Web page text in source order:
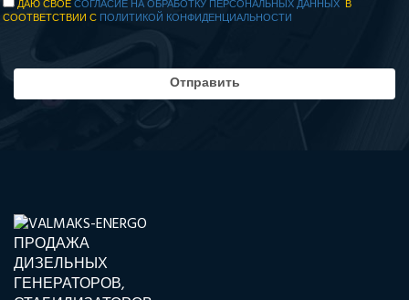
ДАЮ СВОЕСОГЛАСИЕ НА ОБРАБОТКУ ПЕРСОНАЛЬНЫХ ДАННЫХ В
СООТВЕТСТВИИ С ПОЛИТИКОЙ КОНФИДЕНЦИАЛЬНОСТИ